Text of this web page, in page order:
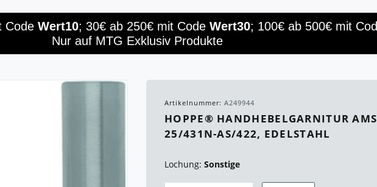
Code Wert10; 30€ ab 250€ mit Code Wert30; 100€ ab 500€ mit
Nur auf MTG Exklusiv Produkte
Artikelnummer: A249944
HOPPE® HANDHEBELGARNITUR
25/431N-AS/422, EDELSTAHL
Lochung: Sonstige